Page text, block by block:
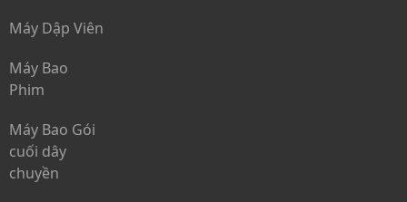
Máy Dập Viên
Máy Bao
Phim
Máy Bao Gói
cuối dây
chuyền